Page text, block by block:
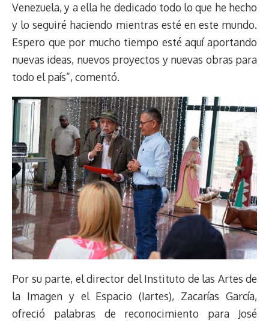
Venezuela, y a ella he dedicado todo lo que he hecho
y lo seguiré haciendo mientras esté en este mundo.
Espero que por mucho tiempo esté aquí aportando
nuevas ideas, nuevos proyectos y nuevas obras para
todo el país”, comentó.
Por su parte, el director del Instituto de las Artes de
la Imagen y el Espacio (Iartes), Zacarías García,
ofreció palabras de reconocimiento para José